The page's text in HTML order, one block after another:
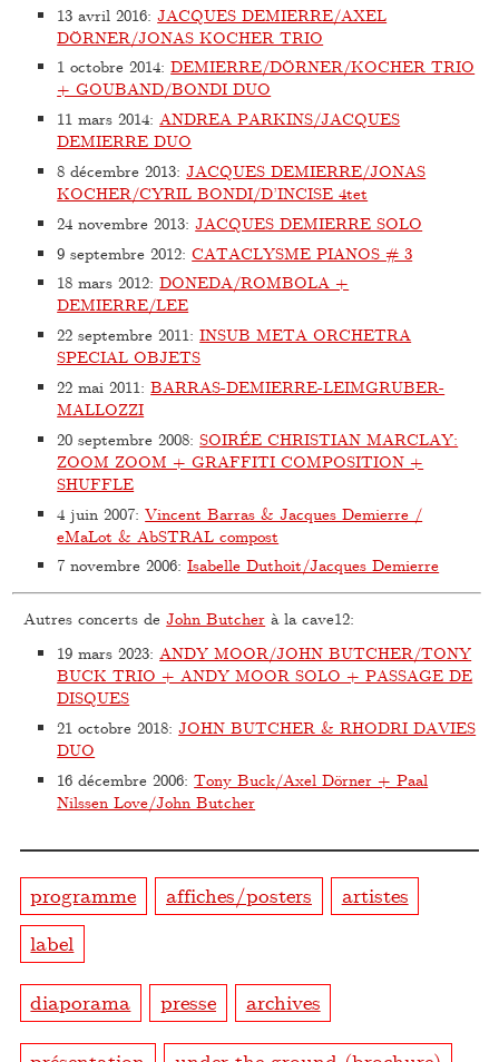
13 avril 2016:JACQUES DEMIERRE/AXEL
DÖRNER/JONAS KOCHER TRIO
1 octobre 2014:DEMIERRE/DÖRNER/KOCHER TRIO
+ GOUBAND/BONDI DUO
11 mars 2014:ANDREA PARKINS/JACQUES
DEMIERRE DUO
8 décembre 2013:JACQUES DEMIERRE/JONAS
KOCHER/CYRIL BONDI/D’INCISE 4tet
24 novembre 2013:JACQUES DEMIERRE SOLO
9 septembre 2012:CATACLYSME PIANOS # 3
18 mars 2012:DONEDA/ROMBOLA +
DEMIERRE/LEE
22 septembre 2011:INSUB META ORCHETRA
SPECIAL OBJETS
22 mai 2011:BARRAS-DEMIERRE-LEIMGRUBER-
MALLOZZI
20 septembre 2008:SOIRÉE CHRISTIAN MARCLAY:
ZOOM ZOOM + GRAFFITI COMPOSITION +
SHUFFLE
4 juin 2007:Vincent Barras & Jacques Demierre /
eMaLot & AbSTRAL compost
7 novembre 2006:Isabelle Duthoit/Jacques Demierre
Autres concerts deJohn Butcher à la cave12:
19 mars 2023:ANDY MOOR/JOHN BUTCHER/TONY
BUCK TRIO + ANDY MOOR SOLO + PASSAGE DE
DISQUES
21 octobre 2018:JOHN BUTCHER & RHODRI DAVIES
DUO
16 décembre 2006:Tony Buck/Axel Dörner + Paal
Nilssen Love/John Butcher
programme affiches/posters
artistes
label
diaporama presse archives